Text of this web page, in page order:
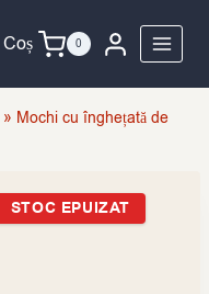
Coș 0
» Mochi cu înghețată de
STOC EPUIZAT